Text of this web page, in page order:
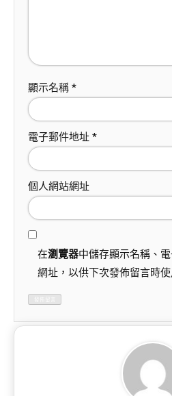
顯示名稱 *
電子郵件地址 *
個人網站網址
在瀏覽器中儲存顯示名稱、
網址，以供下次發佈留言時使